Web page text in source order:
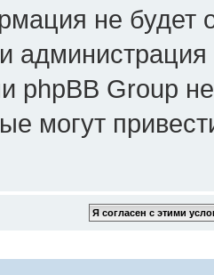
не будет
phpBB Group
могут